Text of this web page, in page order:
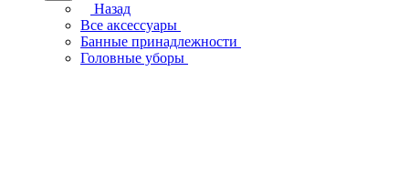
Назад
Все аксессуары
Банные принадлежности
Головные уборы